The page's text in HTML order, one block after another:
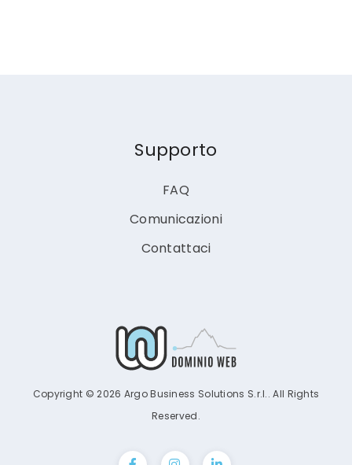
Supporto
FAQ
Comunicazioni
Contattaci
Copyright © 2026 Argo Business Solutions S.r.l.. All Rights
Reserved.